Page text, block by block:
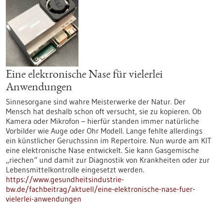
Eine elektronische Nase für vielerlei
Anwendungen
Sinnesorgane sind wahre Meisterwerke der Natur. Der
Mensch hat deshalb schon oft versucht, sie zu kopieren. Ob
Kamera oder Mikrofon – hierfür standen immer natürliche
Vorbilder wie Auge oder Ohr Modell. Lange fehlte allerdings
ein künstlicher Geruchssinn im Repertoire. Nun wurde am KIT
eine elektronische Nase entwickelt. Sie kann Gasgemische
„riechen“ und damit zur Diagnostik von Krankheiten oder zur
Lebensmittelkontrolle eingesetzt werden.
https://www.gesundheitsindustrie-
bw.de/fachbeitrag/aktuell/eine-elektronische-nase-fuer-
vielerlei-anwendungen